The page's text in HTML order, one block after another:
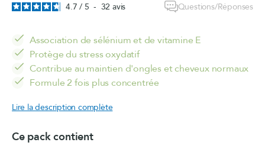
4.7 / 5 - 32avis Questions/Réponses
Association de sélénium et de vitamine E
Protège du stress oxydatif
Contribue au maintien d'ongles et cheveux normaux
Formule 2 fois plus concentrée
Lire la description complète
Ce pack contient